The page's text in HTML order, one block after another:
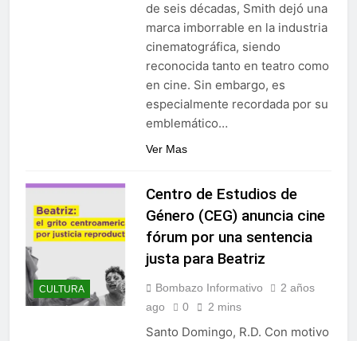
de seis décadas, Smith dejó una
marca imborrable en la industria
cinematográfica, siendo
reconocida tanto en teatro como
en cine. Sin embargo, es
especialmente recordada por su
emblemático…
Ver Mas
CULTURA
Centro de Estudios de
Género (CEG) anuncia cine
fórum por una sentencia
justa para Beatriz
Bombazo Informativo
2 años
ago
0 2 mins
Santo Domingo, R.D. Con motivo